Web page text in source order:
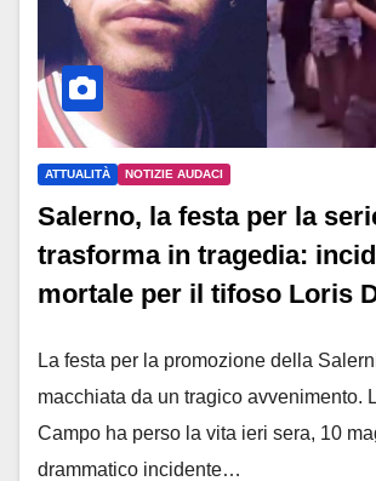
ATTUALITÀ NOTIZIE AUDACI
Salerno, la festa per la
trasforma in tragedia:
mortale per il tifoso Loris
La festa per la promozione della
macchiata da un tragico avvenimento.
Campo ha perso la vita ieri sera, 10
drammatico incidente…